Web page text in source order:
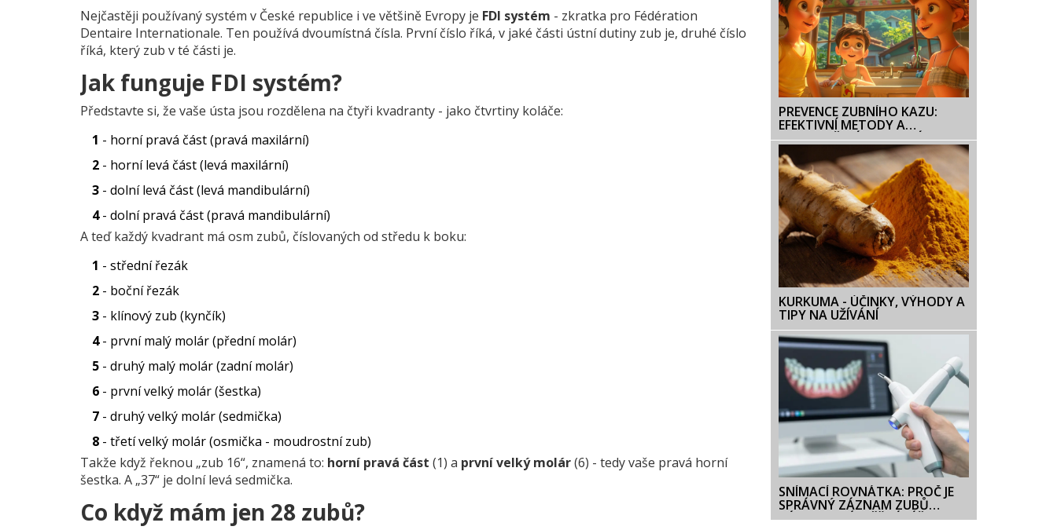
Nejčastěji používaný systém v České republice i ve většině Evropy je FDI systém - zkratka pro Fédération
Dentaire Internationale. Ten používá dvoumístná čísla. První číslo říká, v jaké části ústní dutiny zub je, druhé číslo
říká, který zub v té části je.
Jak funguje FDI systém?
Představte si, že vaše ústa jsou rozdělena na čtyři kvadranty - jako čtvrtiny koláče:
1 - horní pravá část (pravá maxilární)
2 - horní levá část (levá maxilární)
3 - dolní levá část (levá mandibulární)
4- dolní pravá část (pravá mandibulární)
A teď každý kvadrant má osm zubů, číslovaných od středu k boku:
1 - střední řezák
2 - boční řezák
3 - klínový zub (kynčík)
4- první malý molár (přední molár)
5 - druhý malý molár (zadní molár)
6 - první velký molár (šestka)
7 - druhý velký molár (sedmička)
8 - třetí velký molár (osmička - moudrostní zub)
Takže když řeknou „zub 16“, znamená to: horní pravá část (1) a první velký molár(6) - tedy vaše pravá horní
šestka. A „37“ je dolní levá sedmička.
Co když mám jen 28 zubů?
PREVENCE ZUBNÍHO KAZU:
EFEKTIVNÍ METODY A
DOPORUČENÍ OD ZUBNÍCH
LÉKAŘŮ
KURKUMA - ÚČINKY, VÝHODY A
TIPY NA UŽÍVÁNÍ
SNÍMACÍ ROVNÁTKA: PROČ JE
SPRÁVNÝ ZÁZNAM ZUBŮ
ZÁKLADEM ÚSPĚŠNÉ LÉČBY